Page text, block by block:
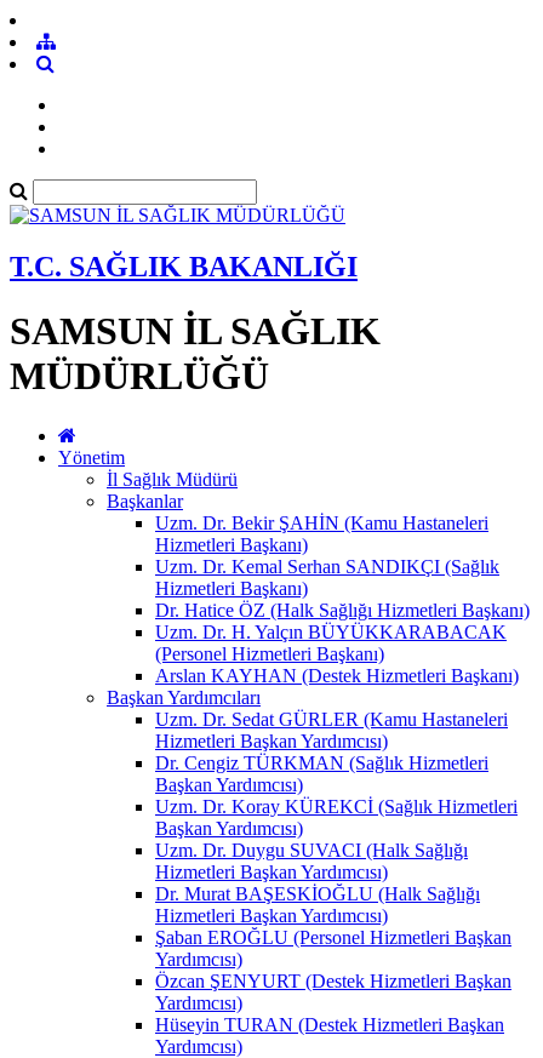
T.C. SAĞLIK BAKANLIĞI
SAMSUN İL SAĞLIK
MÜDÜRLÜĞÜ
Yönetim
İl Sağlık Müdürü
Başkanlar
Uzm. Dr. Bekir ŞAHİN (Kamu Hastaneleri
Hizmetleri Başkanı)
Uzm. Dr. Kemal Serhan SANDIKÇI (Sağlık
Hizmetleri Başkanı)
Dr. Hatice ÖZ (Halk Sağlığı Hizmetleri Başkanı)
Uzm. Dr. H. Yalçın BÜYÜKKARABACAK
(Personel Hizmetleri Başkanı)
Arslan KAYHAN (Destek Hizmetleri Başkanı)
Başkan Yardımcıları
Uzm. Dr. Sedat GÜRLER (Kamu Hastaneleri
Hizmetleri Başkan Yardımcısı)
Dr. Cengiz TÜRKMAN (Sağlık Hizmetleri
Başkan Yardımcısı)
Uzm. Dr. Koray KÜREKCİ (Sağlık Hizmetleri
Başkan Yardımcısı)
Uzm. Dr. Duygu SUVACI (Halk Sağlığı
Hizmetleri Başkan Yardımcısı)
Dr. Murat BAŞESKİOĞLU (Halk Sağlığı
Hizmetleri Başkan Yardımcısı)
Şaban EROĞLU (Personel Hizmetleri Başkan
Yardımcısı)
Özcan ŞENYURT (Destek Hizmetleri Başkan
Yardımcısı)
Hüseyin TURAN (Destek Hizmetleri Başkan
Yardımcısı)